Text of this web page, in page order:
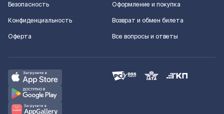
Безопасность
Конфиденциальность
Оферта
Оформление и покупка
Возврат и обмен билета
Все вопросы и ответы